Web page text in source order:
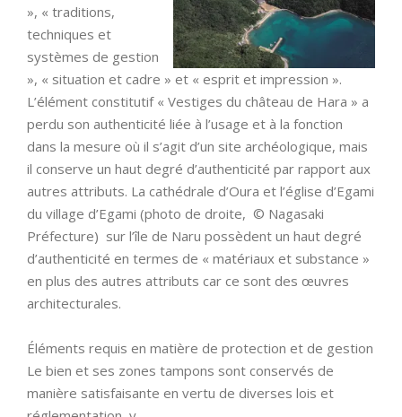
», « traditions,
techniques et
systèmes de gestion
», « situation et cadre » et « esprit et impression ».
L’élément constitutif « Vestiges du château de Hara » a
perdu son authenticité liée à l’usage et à la fonction
dans la mesure où il s’agit d’un site archéologique, mais
il conserve un haut degré d’authenticité par rapport aux
autres attributs. La cathédrale d’Oura et l’église d’Egami
du village d’Egami (photo de droite, © Nagasaki
Préfecture) sur l’île de Naru possèdent un haut degré
d’authenticité en termes de « matériaux et substance »
en plus des autres attributs car ce sont des œuvres
architecturales.
Éléments requis en matière de protection et de gestion
Le bien et ses zones tampons sont conservés de
manière satisfaisante en vertu de diverses lois et